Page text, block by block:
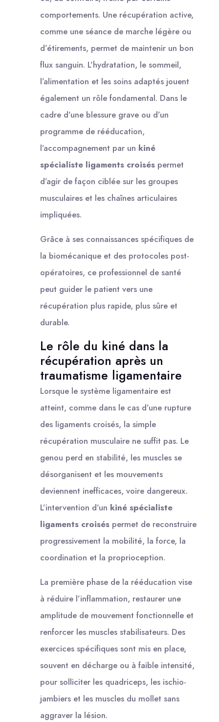
comportements. Une récupération active,
comme une séance de marche légère ou
d’étirements, permet de maintenir un bon
flux sanguin. L’hydratation, le sommeil,
l’alimentation et les soins adaptés jouent
également un rôle fondamental. Dans le
cadre d’une blessure grave ou d’un
programme de rééducation,
l’accompagnement par un kiné
spécialiste ligaments croisés permet
d’agir de façon ciblée sur les groupes
musculaires et les chaînes articulaires
impliquées.
Grâce à ses connaissances spécifiques de
la biomécanique et des protocoles post-
opératoires, ce professionnel de santé
peut guider le patient vers une
récupération plus rapide, plus sûre et
durable.
Le rôle du kiné dans la
récupération après un
traumatisme ligamentaire
Lorsque le système ligamentaire est
atteint, comme dans le cas d’une rupture
des ligaments croisés, la simple
récupération musculaire ne suffit pas. Le
genou perd en stabilité, les muscles se
désorganisent et les mouvements
deviennent inefficaces, voire dangereux.
L’intervention d’un kiné spécialiste
ligaments croisés permet de reconstruire
progressivement la mobilité, la force, la
coordination et la proprioception.
La première phase de la rééducation vise
à réduire l’inflammation, restaurer une
amplitude de mouvement fonctionnelle et
renforcer les muscles stabilisateurs. Des
exercices spécifiques sont mis en place,
souvent en décharge ou à faible intensité,
pour solliciter les quadriceps, les ischio-
jambiers et les muscles du mollet sans
aggraver la lésion.